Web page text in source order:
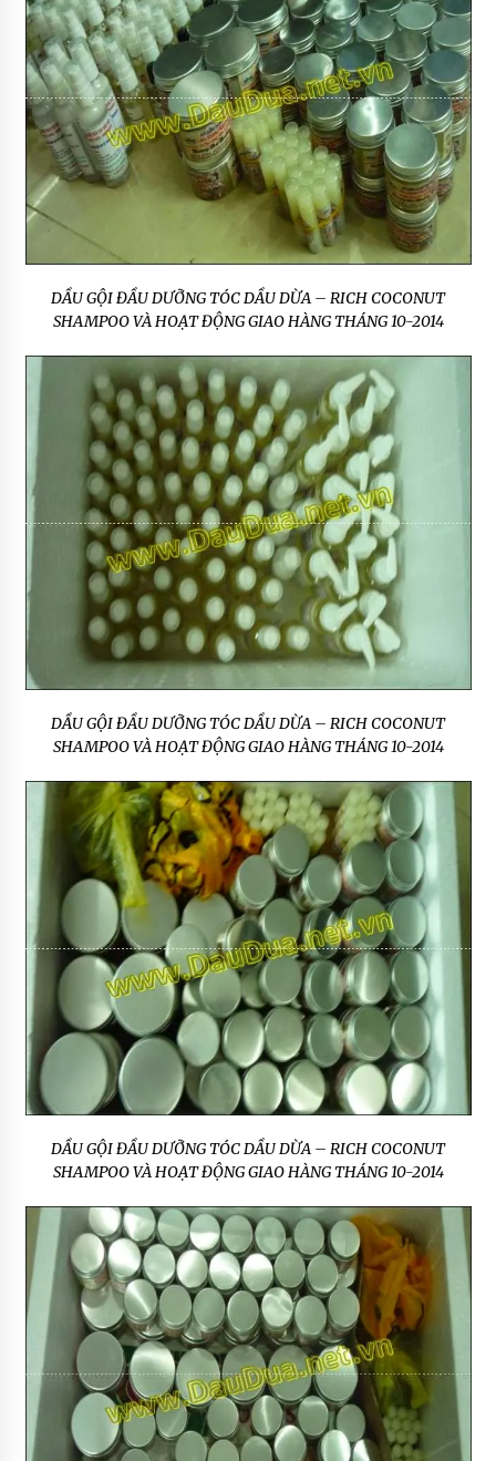
DẦU GỘI ĐẦU DƯỠNG TÓC DẦU DỪA – RICH COCONUT
SHAMPOO VÀ HOẠT ĐỘNG GIAO HÀNG THÁNG 10-2014
DẦU GỘI ĐẦU DƯỠNG TÓC DẦU DỪA – RICH COCONUT
SHAMPOO VÀ HOẠT ĐỘNG GIAO HÀNG THÁNG 10-2014
DẦU GỘI ĐẦU DƯỠNG TÓC DẦU DỪA – RICH COCONUT
SHAMPOO VÀ HOẠT ĐỘNG GIAO HÀNG THÁNG 10-2014